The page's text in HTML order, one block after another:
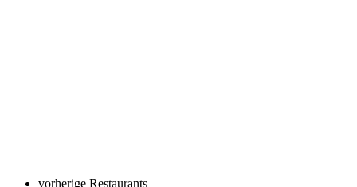
vorherige Restaurants